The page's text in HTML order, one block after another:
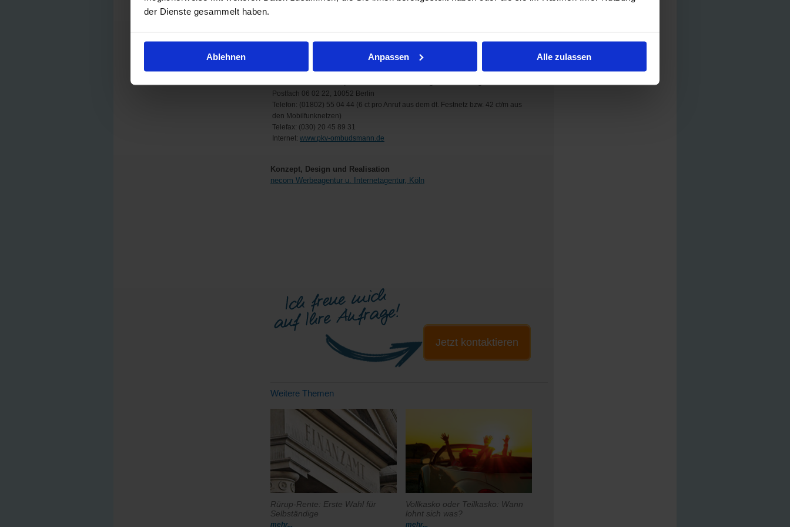
der Dienste gesammelt haben.
Ablehnen Anpassen Alle zulassen
E-Mail:beschwerde@versicherungsombudsmann.de
www.versicherungsombudsmann.de
Postfach 06 02 22, 10052 Berlin
Telefon: (01802) 55 04 44 (6 ct pro Anruf aus dem dt. Festnetz bzw. 42 ct/m aus
den Mobilfunknetzen)
Telefax: (030) 20 45 89 31
Internet: www.pkv-ombudsmann.de
Konzept, Design und Realisation
necom Werbeagentur u. Internetagentur, Köln
Jetzt kontaktieren
Weitere Themen
Rürup-Rente: Erste Wahl für
Selbständige
mehr...
Vollkasko oder Teilkasko: Wann
lohnt sich was?
mehr...